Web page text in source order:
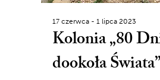
17 czerwca - 1 lipca 2023
Kolonia „80
dookoła Świata”